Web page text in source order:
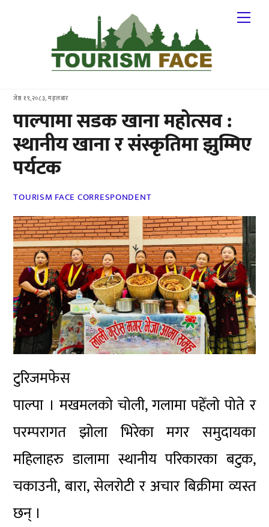
जेष्ठ १९,२०८३, मङ्लबार
पाल्पामा सडक खाना महोत्सव :
स्थानीय खाना र संस्कृतिमा झुम्मिए
पर्यटक
TOURISM FACE CORRESPONDENT
टुरिजमफेस
पाल्पा । मखमलको चोली, गलामा पहेँलो पोते र
परम्परागत झोला भिरेका मगर समुदायका
महिलाहरु डालामा स्थानीय परिकारका बटुक,
चकाउनी, बारा, सेलरोटी र अचार बिक्रीमा व्यस्त
छन् ।